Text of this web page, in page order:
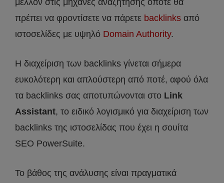
πρέπει να φροντίσετε να πάρετε backlinks από
ιστοσελίδες με υψηλό Domain Authority.
Η διαχείριση των backlinks γίνεται σήμερα
ευκολότερη και απλούστερη από ποτέ, αφού όλα
τα backlinks σας αποτυπώνονται στο Link
Assistant, το ειδικό λογισμικό για διαχείριση των
backlinks της ιστοσελίδας που έχει η σουίτα
SEO PowerSuite.
Το βάθος της ανάλυσης είναι πραγματικά